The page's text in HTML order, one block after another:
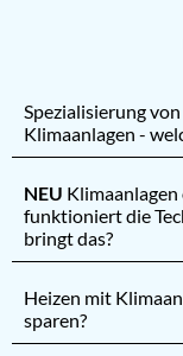
Spezialisierung
Klimaanlagen -
NEU
funktioniert die
bringt das?
Heizen mit
sparen?